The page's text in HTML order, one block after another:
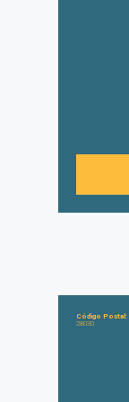
Código Postal:
28030